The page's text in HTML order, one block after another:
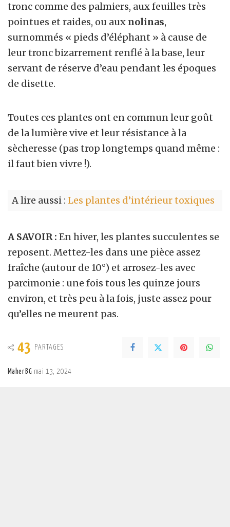
tronc comme des palmiers, aux feuilles très
pointues et raides, ou aux nolinas,
surnommés « pieds d’éléphant » à cause de
leur tronc bizarrement renflé à la base, leur
servant de réserve d’eau pendant les époques
de disette.
Toutes ces plantes ont en commun leur goût
de la lumière vive et leur résistance à la
sècheresse (pas trop longtemps quand même :
il faut bien vivre !).
A lire aussi : Les plantes d’intérieur toxiques
A SAVOIR : En hiver, les plantes succulentes se
reposent. Mettez-les dans une pièce assez
fraîche (autour de 10°) et arrosez-les avec
parcimonie : une fois tous les quinze jours
environ, et très peu à la fois, juste assez pour
qu’elles ne meurent pas.
43 PARTAGES
Maher BC mai 13, 2024